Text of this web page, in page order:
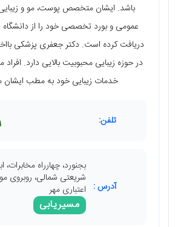
باشد. ایشان متخصص پوست، مو و
عمومی و بورد تخصصی خود را از دانشگاه
دریافت کرده است. دکتر جعفری پزشکی
در حوزه زیبایی محبوبیت بالایی دارد. افراد
خدمات زیبایی خود به مطب ایشان
تلفن:
آدرس :
بجنورد، چهارراه مخابرات،
شریعتی شمالی، روبروی
اعتباری مهر
مسیریابی